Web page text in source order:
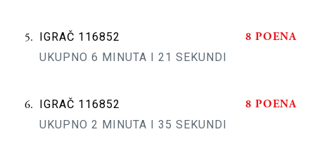
IGRAČ 116852
UKUPNO 6 MINUTA I 21 SEKUNDI
8 POENA
IGRAČ 116852
UKUPNO 2 MINUTA I 35 SEKUNDI
8 POENA